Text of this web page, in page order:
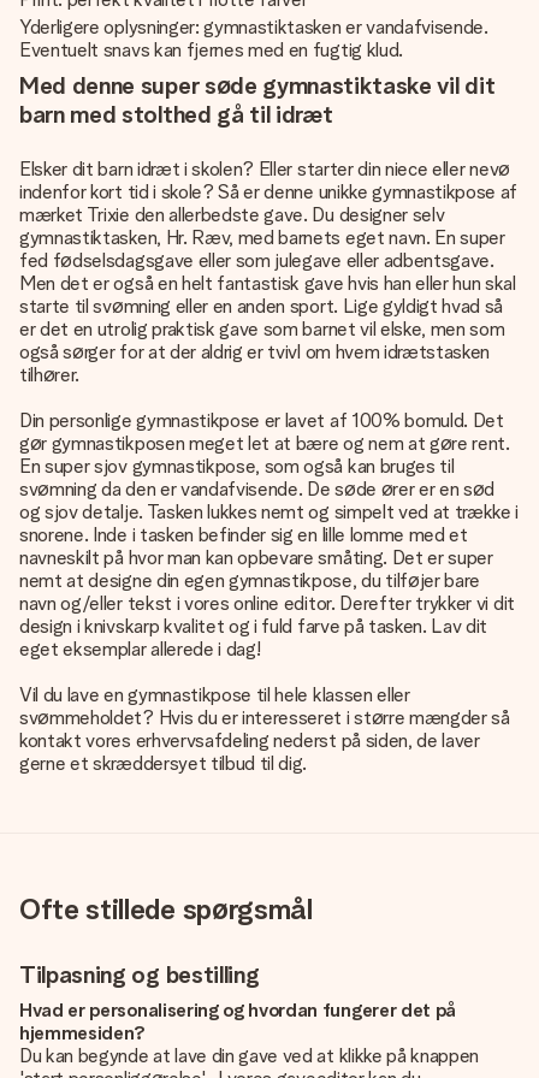
Yderligere oplysninger: gymnastiktasken er vandafvisende.
Eventuelt snavs kan fjernes med en fugtig klud.
Med denne super søde gymnastiktaske vil dit
barn med stolthed gå til idræt
Elsker dit barn idræt i skolen? Eller starter din niece eller nevø
indenfor kort tid i skole? Så er denne unikke gymnastikpose af
mærket Trixie den allerbedste gave. Du designer selv
gymnastiktasken, Hr. Ræv, med barnets eget navn. En super
fed fødselsdagsgave eller som julegave eller adbentsgave.
Men det er også en helt fantastisk gave hvis han eller hun skal
starte til svømning eller en anden sport. Lige gyldigt hvad så
er det en utrolig praktisk gave som barnet vil elske, men som
også sørger for at der aldrig er tvivl om hvem idrætstasken
tilhører.
Din personlige gymnastikpose er lavet af 100% bomuld. Det
gør gymnastikposen meget let at bære og nem at gøre rent.
En super sjov gymnastikpose, som også kan bruges til
svømning da den er vandafvisende. De søde ører er en sød
og sjov detalje. Tasken lukkes nemt og simpelt ved at trække i
snorene. Inde i tasken befinder sig en lille lomme med et
navneskilt på hvor man kan opbevare småting. Det er super
nemt at designe din egen gymnastikpose, du tilføjer bare
navn og/eller tekst i vores online editor. Derefter trykker vi dit
design i knivskarp kvalitet og i fuld farve på tasken. Lav dit
eget eksemplar allerede i dag!
Vil du lave en gymnastikpose til hele klassen eller
svømmeholdet? Hvis du er interesseret i større mængder så
kontakt vores erhvervsafdeling nederst på siden, de laver
gerne et skræddersyet tilbud til dig.
Ofte stillede spørgsmål
Tilpasning og bestilling
Hvad er personalisering og hvordan fungerer det på
hjemmesiden?
Du kan begynde at lave din gave ved at klikke på knappen